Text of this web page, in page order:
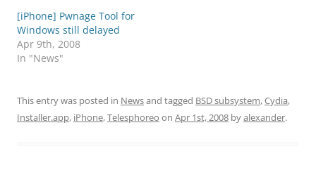
[iPhone] Pwnage Tool for
Windows still delayed
Apr 9th, 2008
In "News"
This entry was posted in Newsand tagged BSD subsystem,Cydia,
Installer.app, iPhone,Telesphoreo on Apr 1st, 2008 byalexander.